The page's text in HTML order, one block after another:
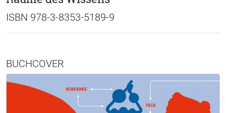
ISBN 978-3-8353-5189-9
BUCHCOVER